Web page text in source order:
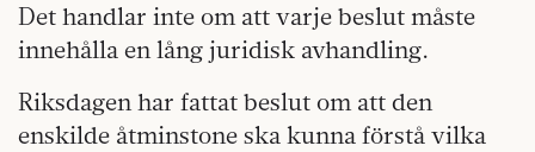
Det handlar inte om att varje beslut måste
innehålla en lång juridisk avhandling.
Riksdagen har fattat beslut om att den
enskilde åtminstone ska kunna förstå vilka